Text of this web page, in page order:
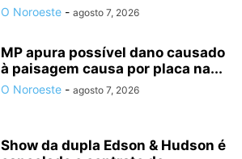
O Noroeste - agosto 7, 2026
MP apura possível dano causado
à paisagem causa por placa na...
O Noroeste - agosto 7, 2026
Show da dupla Edson & Hudson é